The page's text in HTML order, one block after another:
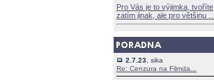
Pro Vás je to výjimka, tvoříte
zatím jinak, ale pro většinu
2.7.23 , sika
Re: Cenzura na Filmda...